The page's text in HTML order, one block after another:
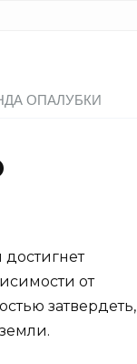
ОПАЛУБКИ
достигнет
от
затвердеть,